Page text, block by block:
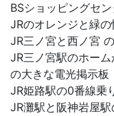
BSショッピングセ
JRのオレンジと緑
JR三ノ宮と西ノ宮
JR三ノ宮駅のホー
の大きな電光掲示
JR姫路駅の0番線乗
JR灘駅と阪神岩屋